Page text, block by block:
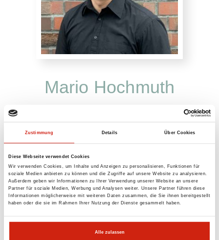
Zustimmung Details Über Cookies
Diese Webseite verwendet Cookies
Wir verwenden Cookies, um Inhalte und Anzeigen zu personalisieren, Funktionen für
soziale Medien anbieten zu können und die Zugriffe auf unsere Website zu analysieren.
Außerdem geben wir Informationen zu Ihrer Verwendung unserer Website an unsere
Partner für soziale Medien, Werbung und Analysen weiter. Unsere Partner führen diese
Informationen möglicherweise mit weiteren Daten zusammen, die Sie ihnen bereitgestellt
haben oder die sie im Rahmen Ihrer Nutzung der Dienste gesammelt haben.
Alle zulassen
Mario Hochmuth
Kundenbetreuung / Marketing,
Technik & EDV.
Die Geschichte